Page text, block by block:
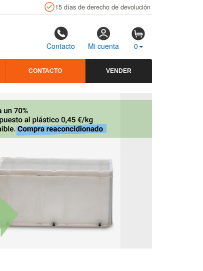
15 días de derecho de devolución
Contacto Mi cuenta 0
CONTACTO VENDER